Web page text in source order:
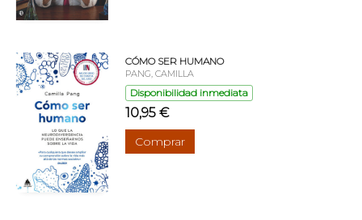
CÓMO SER HUMANO
PANG, CAMILLA
Disponibilidad inmediata
10,95 €
Comprar